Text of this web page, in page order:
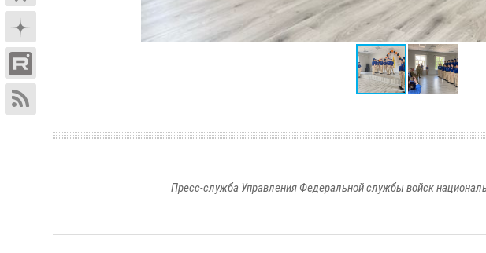
Пресс-служба Управления Федеральной службы войск